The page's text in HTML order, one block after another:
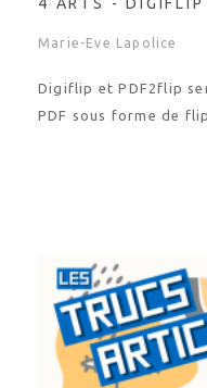
Marie-Eve Lapolice
Digiflip et PDF2flip
PDF sous forme de